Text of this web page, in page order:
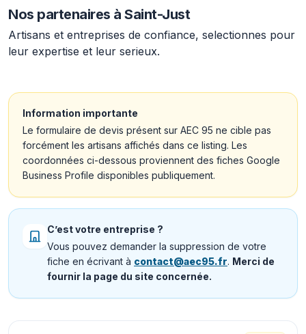
Nos partenaires à Saint-Just
Artisans et entreprises de confiance, selectionnes pour
leur expertise et leur serieux.
Information importante
Le formulaire de devis présent sur AEC 95 ne cible pas
forcément les artisans affichés dans ce listing. Les
coordonnées ci-dessous proviennent des fiches Google
Business Profile disponibles publiquement.
C’est votre entreprise ?
Vous pouvez demander la suppression de votre
fiche en écrivant à contact@aec95.fr. Merci de
fournir la page du site concernée.